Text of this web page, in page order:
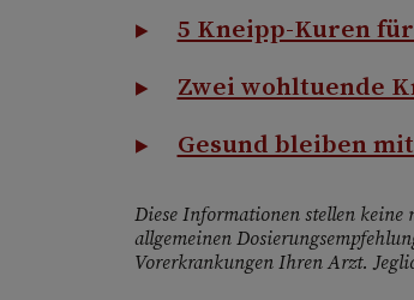
5 Kneipp-Kuren
Zwei wohltuende
Gesund bleiben
Diese Informationen stellen keine
allgemeinen
Vorerkrankungen Ihren Arzt.